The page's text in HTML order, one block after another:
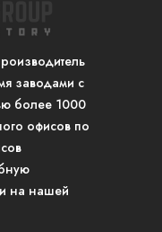
заводами с
более 1000
офисов по
на нашей